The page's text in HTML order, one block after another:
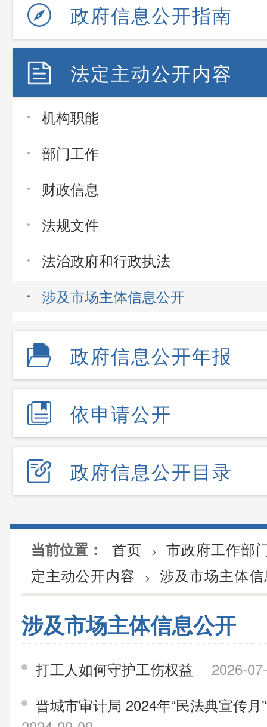
政府信息公开指南
法定主动公开内容
机构职能
部门工作
财政信息
法规文件
法治政府和行政执法
涉及市场主体信息公开
政府信息公开年报
依申请公开
政府信息公开目录
当前位置： 首页 >
市政府工作部
定主动公开内容
> 涉及市场主体
涉及市场主体信息公开
打工人如何守护工伤权益
2026-
晋城市审计局 2024年“民法典宣传